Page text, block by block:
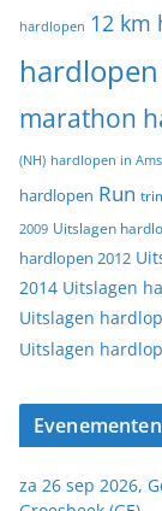
hardlopen 12 km
hardlopen
marathon
(NH) hardlopen in
hardlopen Run
2009 Uitslagen
hardlopen 2012
2014 Uitslagen
Uitslagen
Uitslagen
Evenementen
za 26 sep 2026,